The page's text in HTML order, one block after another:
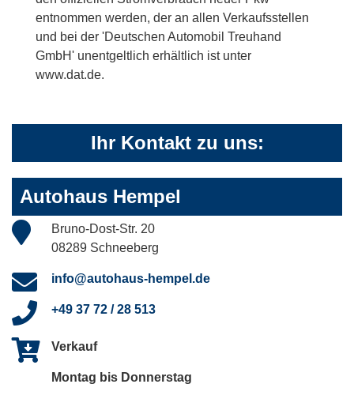
entnommen werden, der an allen Verkaufsstellen
und bei der 'Deutschen Automobil Treuhand
GmbH' unentgeltlich erhältlich ist unter
www.dat.de.
Ihr Kontakt zu uns:
Autohaus Hempel
Bruno-Dost-Str. 20
08289 Schneeberg
info@autohaus-hempel.de
+49 37 72 / 28 513
Verkauf
Montag bis Donnerstag